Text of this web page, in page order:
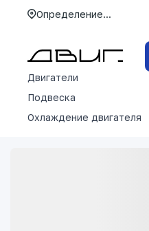
Определение...
Двигатели
Подвеска
Охлаждение двигателя